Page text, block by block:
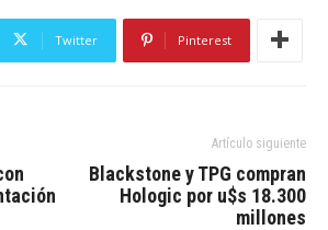
Twitter Pinterest
Artículo siguiente
Blackstone y TPG compran
Hologic por u$s 18.300
millones